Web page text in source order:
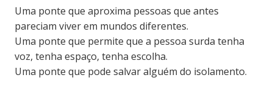
Uma ponte que aproxima pessoas que antes
pareciam viver em mundos diferentes.
Uma ponte que permite que a pessoa surda tenha
voz, tenha espaço, tenha escolha.
Uma ponte que pode salvar alguém do isolamento.